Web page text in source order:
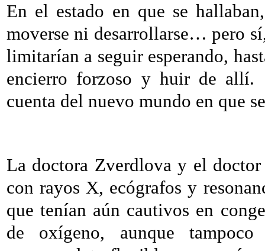
En el estado en que se
moverse ni desarrollarse… pero
limitarían a seguir esperando,
encierro forzoso y huir de allí.
cuenta del nuevo mundo en que
La doctora Zverdlova y el
con rayos X, ecógrafos y
que tenían aún cautivos en
de oxígeno, aunque tampoco